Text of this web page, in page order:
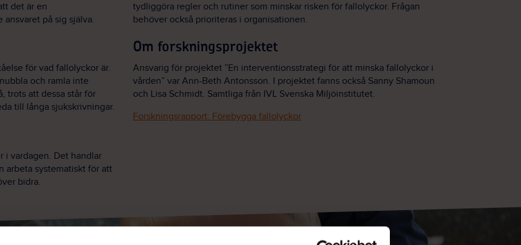
det är en
på sig själva.
för vad fallolyckor är.
och ramla inte
trots att dessa står för
till långa sjukskrivningar.
i vardagen. Det handlar
arbeta systematiskt för att
bidra.
tydliggöra regler och rutiner som minskar risken för fallolyckor. Frågan
behöver också prioriteras i organisationen.
Om forskningsprojektet
Ansvarig för projektet ”En interventionsstrategi för att minska fallolyckor i
vården” var Ann-Beth Antonsson. I projektet fanns också Sanny Shamoun
och Lisa Schmidt. Samtliga från IVL Svenska Miljöinstitutet.
Forskningsrapport: Förebygga fallolyckor